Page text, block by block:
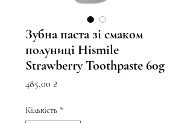
Зубна паста зі смаком
полуниці Hismile
Strawberry Toothpaste 60g
485,00 ₴
Кількість *